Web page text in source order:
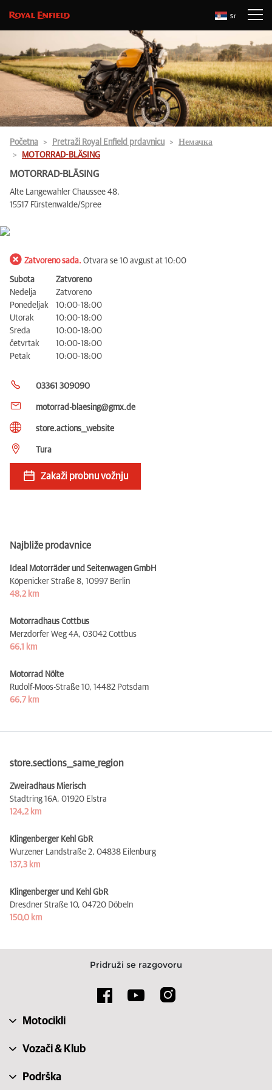
Sr
Početna Pretraži Royal Enfield prdavnicu
Немачка
MOTORRAD-BLÄSING
MOTORRAD-BLÄSING
Alte Langewahler Chaussee 48,
15517 Fürstenwalde/Spree
Zatvoreno sada. Otvara se 10 avgust at 10:00
Subota
Zatvoreno
Nedelja
Zatvoreno
Ponedeljak
10:00-18:00
Utorak
10:00-18:00
Sreda
10:00-18:00
četvrtak
10:00-18:00
Petak
10:00-18:00
03361 309090
motorrad-blaesing@gmx.de
store.actions__website
Tura
Zakaži probnu vožnju
Najbliže prodavnice
Ideal Motorräder und Seitenwagen GmbH
Köpenicker Straße 8, 10997 Berlin
48,2 km
Motorradhaus Cottbus
Merzdorfer Weg 4A, 03042 Cottbus
66,1 km
Motorrad Nölte
Rudolf-Moos-Straße 10, 14482 Potsdam
66,7 km
store.sections__same_region
Zweiradhaus Mierisch
Stadtring 16A, 01920 Elstra
124,2 km
Klingenberger Kehl GbR
Wurzener Landstraße 2, 04838 Eilenburg
137,3 km
Klingenberger und Kehl GbR
Dresdner Straße 10, 04720 Döbeln
150,0 km
Pridruži se razgovoru
Motocikli
Vozači & Klub
Podrška